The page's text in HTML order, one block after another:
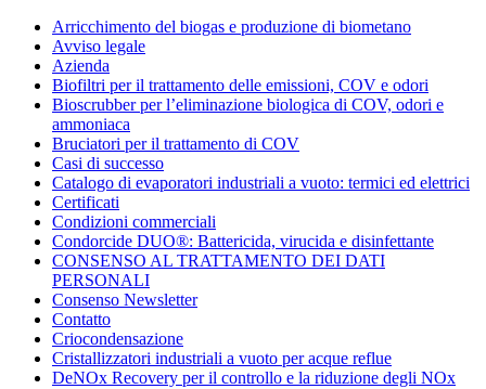
Condorchem
Enviro
Solutions
Arricchimento del biogas e produzione di biometano
Avviso legale
Azienda
Biofiltri per il trattamento delle emissioni, COV e odori
Bioscrubber per l’eliminazione biologica di COV, odori e
ammoniaca
Bruciatori per il trattamento di COV
Casi di successo
Catalogo di evaporatori industriali a vuoto: termici ed elettrici
Certificati
Condizioni commerciali
Condorcide DUO®: Battericida, virucida e disinfettante
CONSENSO AL TRATTAMENTO DEI DATI
PERSONALI
Consenso Newsletter
Contatto
Criocondensazione
Cristallizzatori industriali a vuoto per acque reflue
DeNOx Recovery per il controllo e la riduzione degli NOx